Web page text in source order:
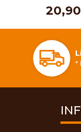
*